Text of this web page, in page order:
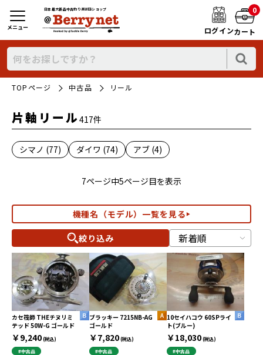
日本最大新品中古釣り具WEBショップ
ログイン
0
カート
メニュー
TOPページ 中古品 リール
片軸リール 417件
シマノ (77) ダイワ (74) アブ (4)
7ページ中5ページ目を表示
機種名（モデル）一覧を見る
絞り込み
カセ筏師 THEチヌリミ
テッド 50W-G ゴールド
￥9,240(税込)
#中古品
ブラッキー 7215NB-AG
ゴールド
￥7,820(税込)
#中古品
10セイハコウ 60SPライ
ト(ブルー)
￥18,030(税込)
#中古品